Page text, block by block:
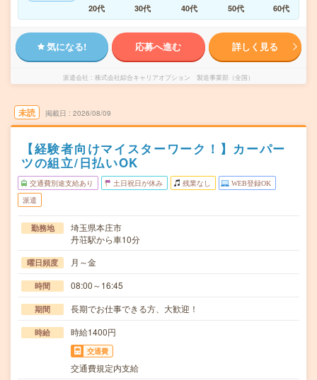
20代
30代 40代 50代 60代
気になる! 応募へ進む 詳しく見る
派遣会社 株式会社綜合キャリアオプション 製造事業部（全国）
未読 掲載日 2026/08/09
【経験者向けマイスターワーク！】カーパー
ツの組立/日払いOK
交通費別途支給あり 土日祝日が休み 残業なし WEB登録OK
派遣
勤務地
埼玉県本庄市
丹荘駅から車10分
曜日頻度 月～金
時間 08:00～16:45
期間 長期でお仕事できる方、大歓迎！
時給 時給1400円
交通費
交通費規定内支給